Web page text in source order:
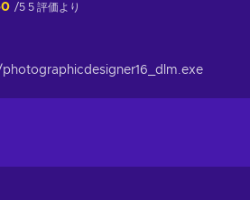
/5 5 評価より